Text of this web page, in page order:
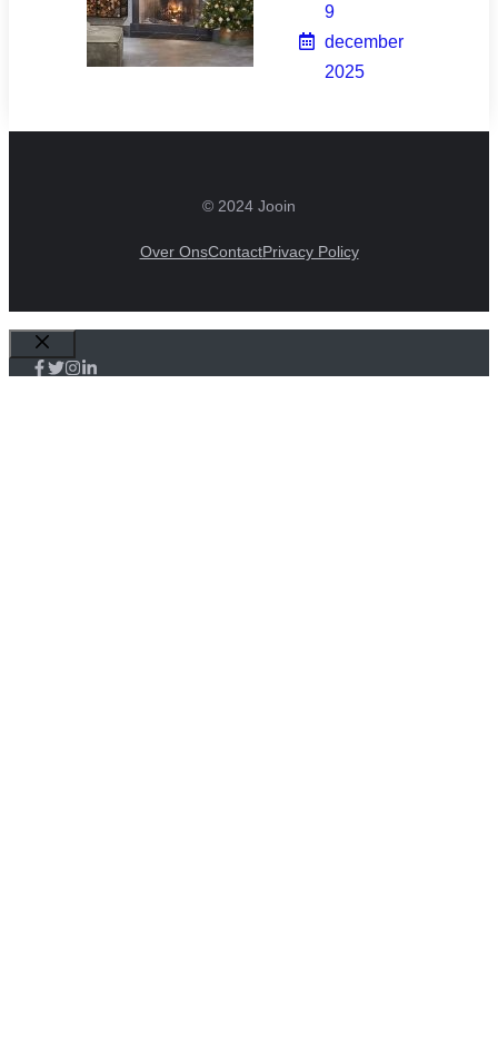
9
december
2025
© 2024 Jooin
Over OnsContactPrivacy Policy
Sluiten